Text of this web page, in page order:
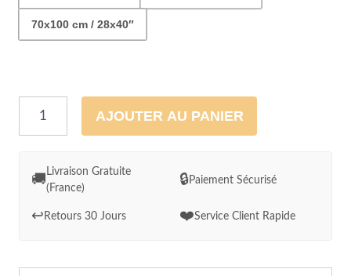
70x100 cm / 28x40″
quantité
d'Art
Australien
pastel
AJOUTER AU PANIER
🚚
Livraison Gratuite
(France)
🔒Paiement Sécurisé
↩️ Retours 30 Jours ❤️Service Client Rapide